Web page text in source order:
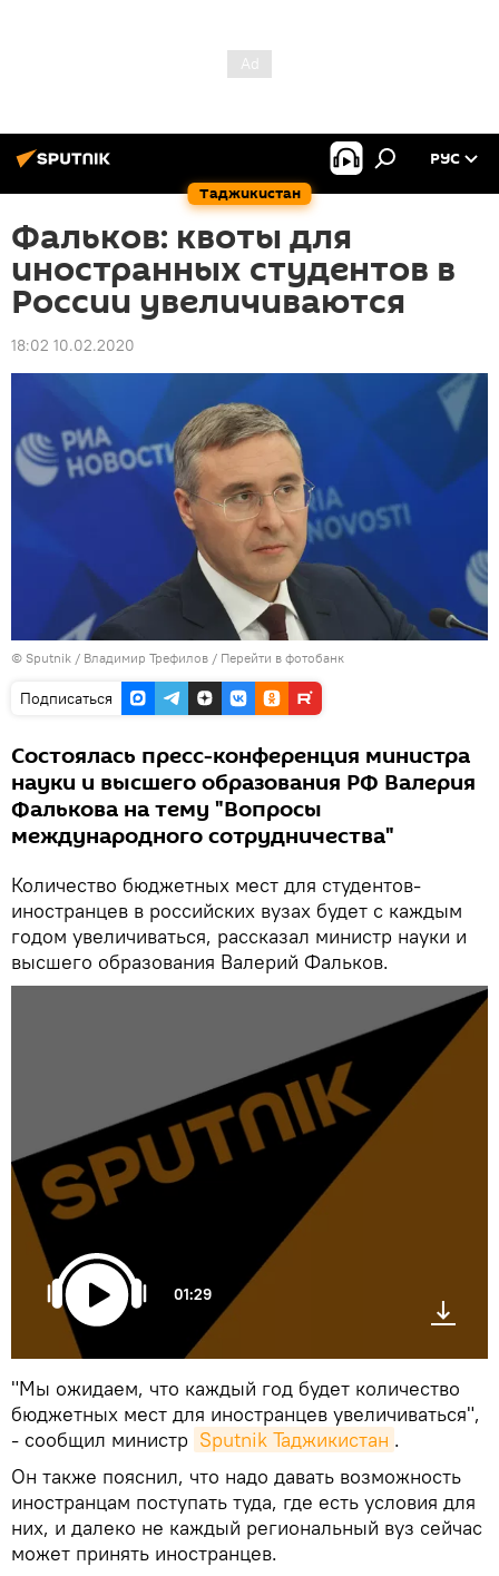
Таджикистан
РУС
Фальков: квоты для
иностранных студентов в
России увеличиваются
18:02 10.02.2020
© Sputnik / Владимир Трефилов / Перейти в фотобанк
Подписаться
Состоялась пресс-конференция министра
науки и высшего образования РФ Валерия
Фалькова на тему "Вопросы
международного сотрудничества"
Количество бюджетных мест для студентов-
иностранцев в российских вузах будет с каждым
годом увеличиваться, рассказал министр науки и
высшего образования Валерий Фальков.
01:29
"Мы ожидаем, что каждый год будет количество
бюджетных мест для иностранцев увеличиваться",
- сообщил министр Sputnik Таджикистан .
Он также пояснил, что надо давать возможность
иностранцам поступать туда, где есть условия для
них, и далеко не каждый региональный вуз сейчас
может принять иностранцев.